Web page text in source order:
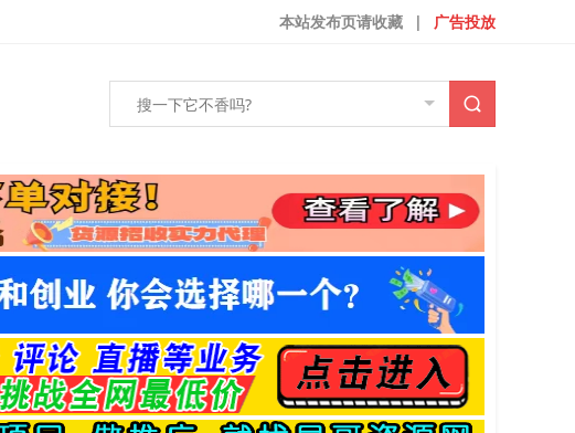
广告投放
|
本站发布页请收藏